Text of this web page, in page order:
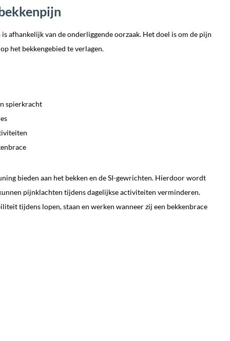
afhankelijk van de onderliggende oorzaak. Het doel is om de pijn
het bekkengebied te verlagen.
spierkracht
bieden aan het bekken en de SI-gewrichten. Hierdoor wordt
pijnklachten tijdens dagelijkse activiteiten verminderen.
tijdens lopen, staan en werken wanneer zij een bekkenbrace